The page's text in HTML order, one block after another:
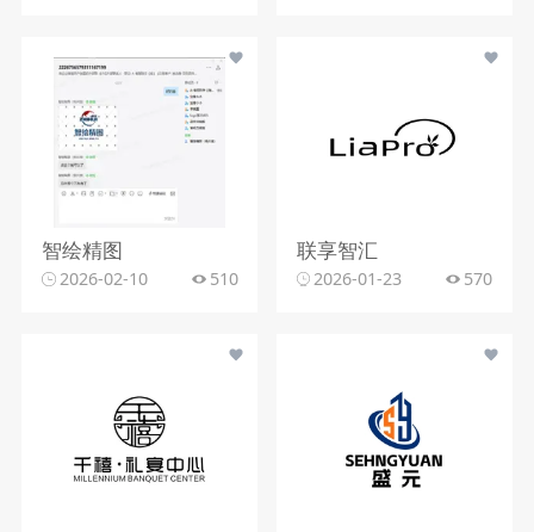
智绘精图
2026-02-10 510
联享智汇
2026-01-23 570